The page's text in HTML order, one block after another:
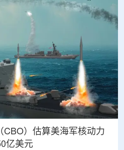
CBO）估算美海军核动力
亿美元